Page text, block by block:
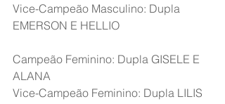
Vice-Campeão Masculino: Dupla
EMERSON E HELLIO
Campeão Feminino: Dupla GISELE E
ALANA
Vice-Campeão Feminino: Dupla LILIS